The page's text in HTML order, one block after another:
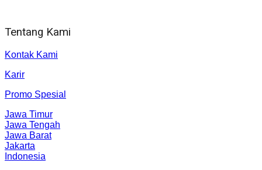
Tentang Kami
Kontak Kami
Karir
Promo Spesial
Jawa Timur
Jawa Tengah
Jawa Barat
Jakarta
Indonesia